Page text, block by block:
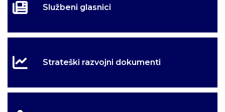
Službeni glasnici
Strateški razvojni dokumenti